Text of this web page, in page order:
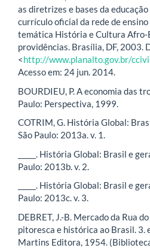
as diretrizes e bases da
currículo oficial da rede de
temática História e Cultura Afro-
providências. Brasília, DF, 2003.
<http://www.planalto.gov.br/
Acesso em: 24 jun. 2014.
BOURDIEU, P. A economia das
Paulo: Perspectiva, 1999.
COTRIM, G. História Global:
São Paulo: 2013a. v. 1.
_____. História Global: Brasil e
Paulo: 2013b. v. 2.
_____. História Global: Brasil e
Paulo: 2013c. v. 3.
DEBRET, J.-B. Mercado da Rua
pitoresca e histórica ao Brasil. 3.
Martins Editora, 1954.